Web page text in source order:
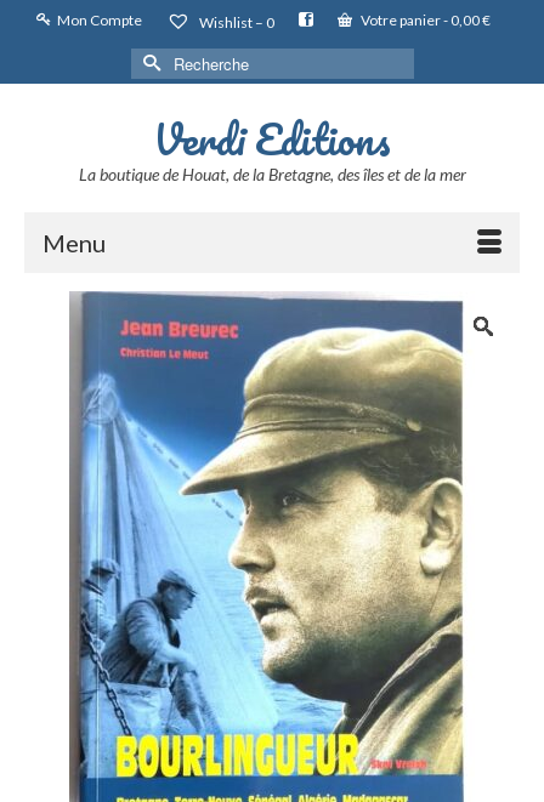
Mon Compte Wishlist – 0 Votre panier- 0,00€
Rechercher :
Verdi Editions
La boutique de Houat, de la Bretagne, des îles et de la mer
Menu